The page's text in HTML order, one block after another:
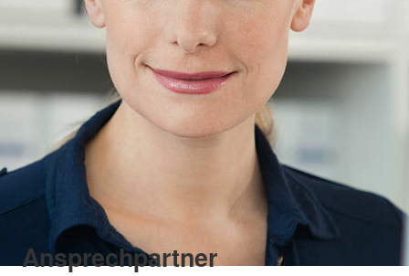
Ansprechpartner